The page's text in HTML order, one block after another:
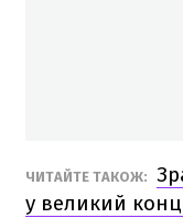
ЧИТАЙТЕ ТАКОЖ:
у великий